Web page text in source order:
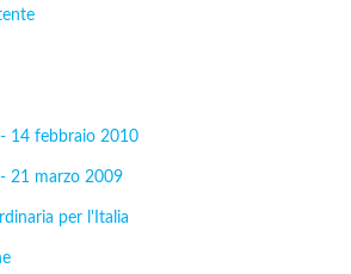
14 febbraio 2010
21 marzo 2009
per l'Italia